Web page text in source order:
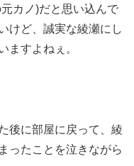
カノ)だと思い込んで
けど、誠実な綾瀬にし
ますよねぇ。
後に部屋に戻って、綾
ったことを泣きながら